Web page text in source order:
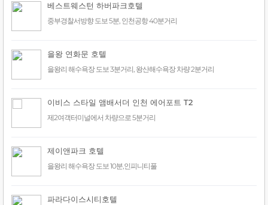
베스트웨스턴 하버파크호텔
중부경찰서방향 도보 5분, 인천공항 40분거리
을왕 연화문 호텔
을왕리 해수욕장 도보 3분거리, 왕산해수욕장 차량 2분거리
이비스 스타일 앰배서더 인천 에어포트 T2
제2여객터미널에서 차량으로 5분거리
제이앤파크 호텔
을왕리 해수욕장 도보 10분,인피니티풀
파라다이스시티호텔